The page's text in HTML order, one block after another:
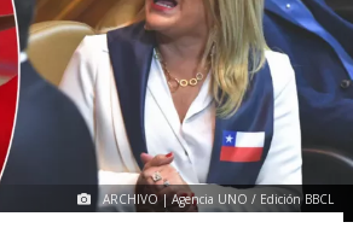
ARCHIVO | Agencia UNO / Edición BBCL